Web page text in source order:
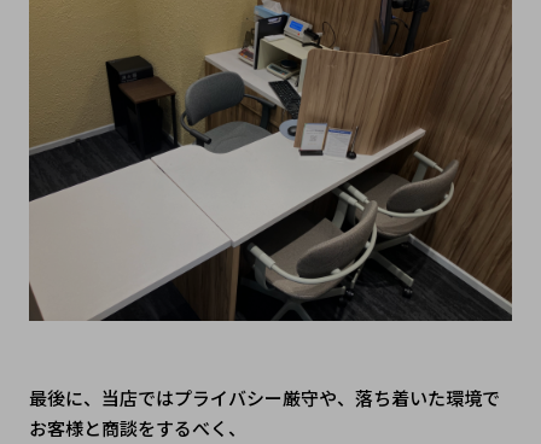
最後に、当店ではプライバシー厳守や、落ち着いた環境で
お客様と商談をするべく、